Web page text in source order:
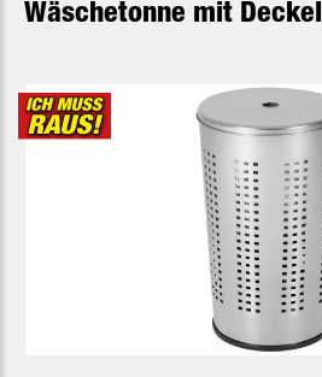
Wäschetonne mit Deckel
Bildergalerie überspringen